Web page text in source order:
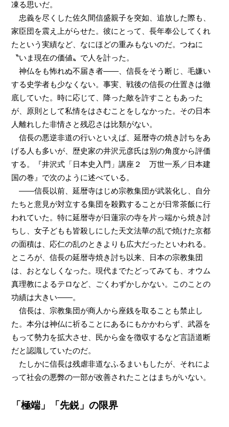
凍る思いだ。
忠義を尽くした佐久間信盛親子を突如、追放した際も、
家臣団を震え上がらせた。彼にとって、長年奉公してくれ
たという実績など、なにほどの重みもないのだ。つねに
〝いま現在の価値〟で人を計った。
神仏をも怖れぬ不届き者――、信長をそう断じ、毛嫌い
する史学者も少なくない。事実、戦後の信長の仕置きは徹
底していた。時に応じて、降った敵を許すこともあった
が、原則として私情をはさむことをしなかった。その日本
人離れした非情さと残忍さは比類がない。
信長の悪逆非道の行いといえば、延暦寺の焼き討ちをあ
げる人も多いが、歴史家の井沢元彦氏は別の角度から評価
する。『井沢式「日本史入門」講座２ 万世一系／日本建
国の巻』で次のように述べている。
――信長以前、延暦寺はじめ宗教集団が武装化し、自分
たちと意見が対立する集団を殺戮することが日常茶飯に行
われていた。特に延暦寺が日蓮宗の寺を片っ端から焼き討
ちし、女子どもも皆殺しにした天文法華の乱で焼けた京都
の面積は、応仁の乱のときよりも広大だったといわれる。
ところが、信長の延暦寺焼き討ち以来、日本の宗教集団
は、おとなしくなった。現代までたどってみても、オウム
真理教によるテロなど、ごくわずかしかない。このことの
功績は大きい――。
信長は、宗教集団が商人から座銭を取ることも禁止し
た。本分は神仏に祈ることにあるにもかかわらず、武器を
もって勢力を拡大させ、民から金を徴収するなど言語道断
だと認識していたのだ。
たしかに信長は残虐非道なふるまいもしたが、それによ
って社会の悪弊の一部が改善されたことはまちがいない。
「極端」「先鋭」の限界